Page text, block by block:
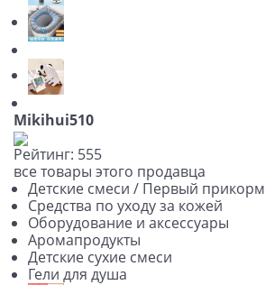
Mikihui510
Рейтинг: 555
все товары этого продавца
Детские смеси / Первый прикорм
Средства по уходу за кожей
Оборудование и аксессуары
Аромапродукты
Детские сухие смеси
Гели для душа